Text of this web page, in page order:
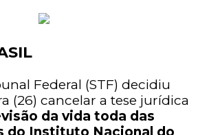
Federal (STF) decidiu
(26) cancelar a tese jurídica
da vida toda das